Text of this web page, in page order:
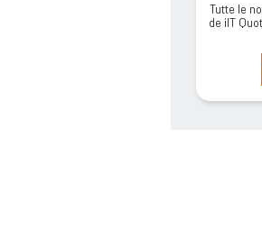
Tutte le
de ilT